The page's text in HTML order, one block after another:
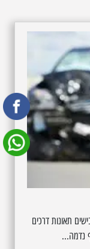
תאונות דרכים
נדמה...